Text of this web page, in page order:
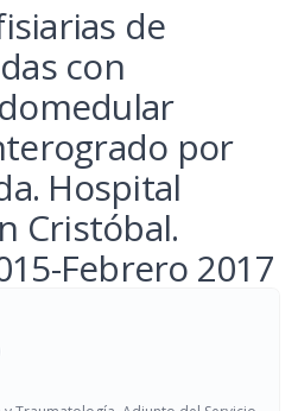
de
con
por
Hospital
Cristóbal.
Febrero 2017